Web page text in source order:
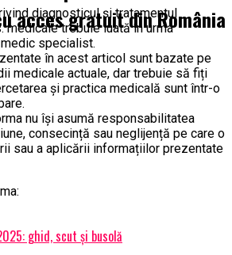
diagnosticul și tratamentul
medicale trebuie luată în urma
specialist.
în acest articol sunt bazate pe
medicale actuale, dar trebuie să fiți
și practica medicală sunt într-o
nu își asumă responsabilitatea
consecință sau neglijență pe care o
sau a aplicării informațiilor prezentate
ghid, scut și busolă
acces gratuit din România